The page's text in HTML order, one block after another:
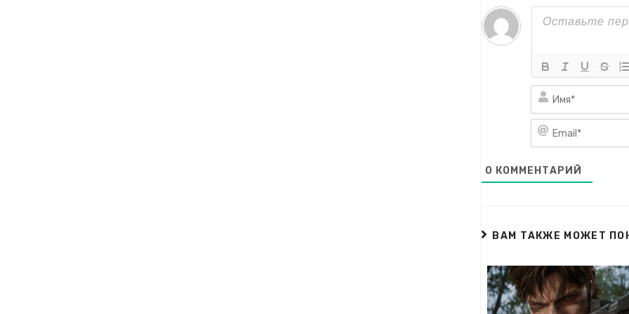
0 КОММЕНТАРИЙ
ВАМ ТАКЖЕ МОЖЕТ